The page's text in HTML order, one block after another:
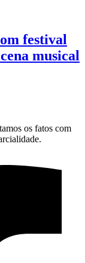
festival
musical
os fatos com